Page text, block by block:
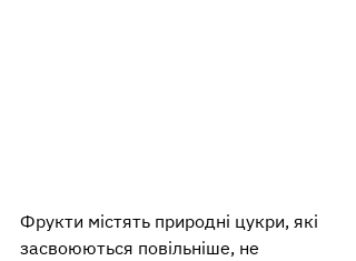
Фрукти містять природні цукри, які
засвоюються повільніше, не